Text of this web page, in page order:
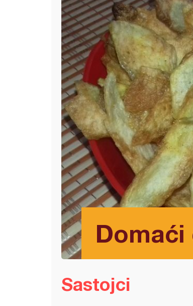
Domaći
Sastojci